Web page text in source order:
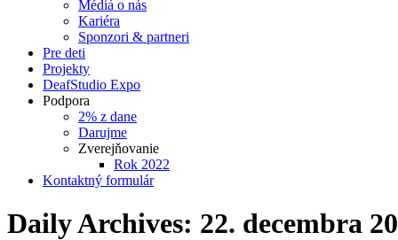
Médiá o nás
Kariéra
Sponzori & partneri
Pre deti
Projekty
DeafStudio Expo
Podpora
2% z dane
Darujme
Zverejňovanie
Rok 2022
Kontaktný formulár
Daily Archives: 22. decembra